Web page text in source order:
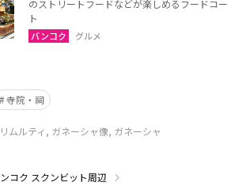
のストリートフードなどが楽しめるフードコー
ト
バンコク グルメ
寺院・祠
ムルティ, ガネーシャ像, ガネーシャ
コク スクンビット周辺